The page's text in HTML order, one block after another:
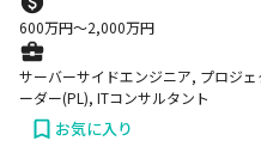
600万円〜2,000万円
サーバーサイドエンジニア, プロジ
ーダー(PL), ITコンサルタント
お気に入り